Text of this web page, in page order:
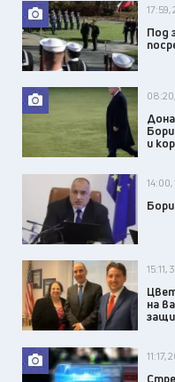
Под
и
на
11:17,